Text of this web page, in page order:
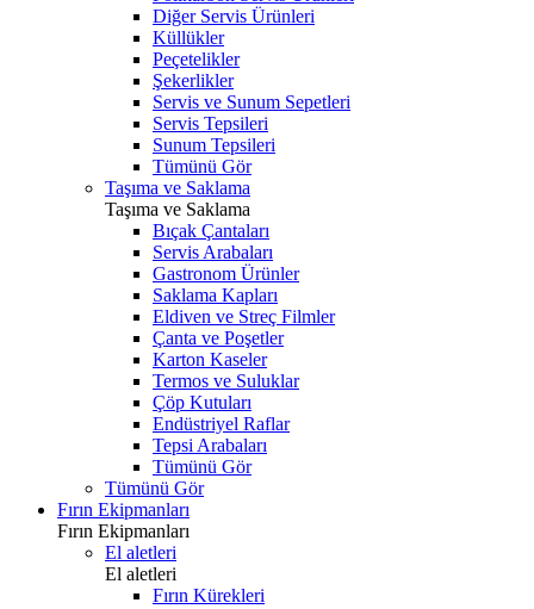
Diğer Servis Ürünleri
Küllükler
Peçetelikler
Şekerlikler
Servis ve Sunum Sepetleri
Servis Tepsileri
Sunum Tepsileri
Tümünü Gör
Taşıma ve Saklama
Taşıma ve Saklama
Bıçak Çantaları
Servis Arabaları
Gastronom Ürünler
Saklama Kapları
Eldiven ve Streç Filmler
Çanta ve Poşetler
Karton Kaseler
Termos ve Suluklar
Çöp Kutuları
Endüstriyel Raflar
Tepsi Arabaları
Tümünü Gör
Tümünü Gör
Fırın Ekipmanları
Fırın Ekipmanları
El aletleri
El aletleri
Fırın Kürekleri